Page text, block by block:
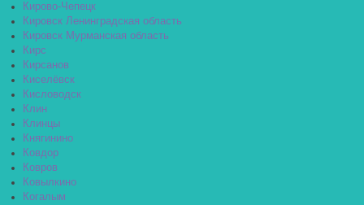
Кирово-Чепецк
Кировск Ленинградская область
Кировск Мурманская область
Кирс
Кирсанов
Киселёвск
Кисловодск
Клин
Клинцы
Княгинино
Ковдор
Ковров
Ковылкино
Когалым